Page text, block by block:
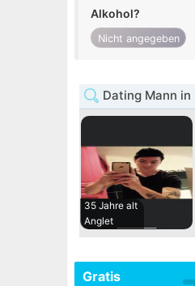
Alkohol?
Nicht angegeben
Dating Mann
35 Jahre alt
Anglet
Gratis